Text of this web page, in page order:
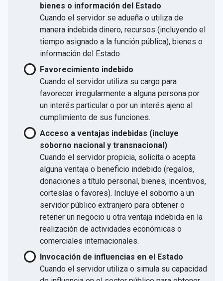
bienes o información del Estado
Cuando el servidor se adueña o utiliza de
manera indebida dinero, recursos (incluyendo el
tiempo asignado a la función pública), bienes o
información del Estado.
Favorecimiento indebido
Cuando el servidor utiliza su cargo para
favorecer irregularmente a alguna persona por
un interés particular o por un interés ajeno al
cumplimiento de sus funciones.
Acceso a ventajas indebidas (incluye
soborno nacional y transnacional)
Cuando el servidor propicia, solicita o acepta
alguna ventaja o beneficio indebido (regalos,
donaciones a título personal, bienes, incentivos,
cortesías o favores). Incluye el soborno a un
servidor público extranjero para obtener o
retener un negocio u otra ventaja indebida en la
realización de actividades económicas o
comerciales internacionales.
Invocación de influencias en el Estado
Cuando el servidor utiliza o simula su capacidad